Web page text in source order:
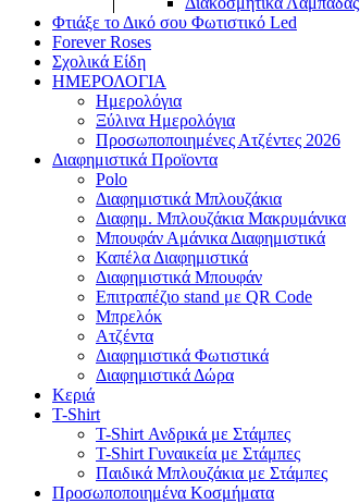
Φτιάξε το Δικό σου Φωτιστικό Led
Forever Roses
Σχολικά Είδη
ΗΜΕΡΟΛΟΓΙΑ
Ημερολόγια
Ξύλινα Ημερολόγια
Προσωποποιημένες Ατζέντες 2026
Διαφημιστικά Προϊοντα
Polo
Διαφημιστικά Μπλουζάκια
Διαφημ. Μπλουζάκια Μακρυμάνικα
Μπουφάν Αμάνικα Διαφημιστικά
Καπέλα Διαφημιστικά
Διαφημιστικά Μπουφάν
Επιτραπέζιο stand με QR Code
Μπρελόκ
Ατζέντα
Διαφημιστικά Φωτιστικά
Διαφημιστικά Δώρα
Κεριά
T-Shirt
T-Shirt Ανδρικά με Στάμπες
T-Shirt Γυναικεία με Στάμπες
Παιδικά Μπλουζάκια με Στάμπες
Προσωποποιημένα Κοσμήματα